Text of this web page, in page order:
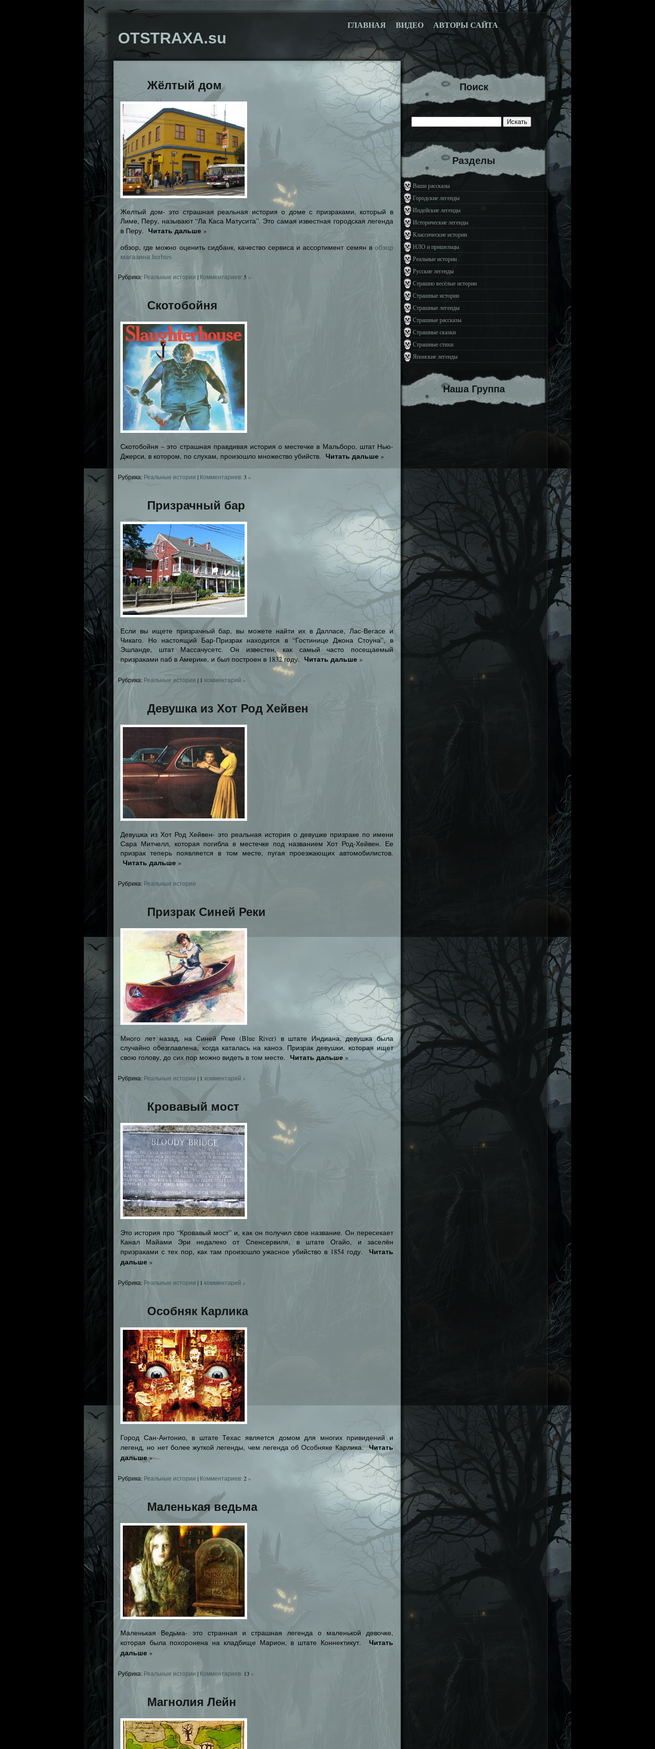
OTSTRAXA.su
ГЛАВНАЯ ВИДЕО АВТОРЫ САЙТА
Жёлтый дом
Желтый дом- это страшная реальная история о доме с призраками, который в
Лиме, Перу, называют “Ла Каса Матусита”. Это самая известная городская легенда
в Перу. Читать дальше »
обзор, где можно оценить сидбанк, качество сервиса и ассортимент семян в обзор
магазина herbies
Рубрика: Реальные истории | Комментариев: 5 »
Скотобойня
Скотобойня – это страшная правдивая история о местечке в Мальборо, штат Нью-
Джерси, в котором, по слухам, произошло множество убийств. Читать дальше »
Рубрика: Реальные истории | Комментариев: 3 »
Призрачный бар
Если вы ищете призрачный бар, вы можете найти их в Далласе, Лас-Вегасе и
Чикаго. Но настоящий Бар-Призрак находится в “Гостинице Джона Стоуна”, в
Эшланде, штат Массачусетс. Он известен, как самый часто посещаемый
призраками паб в Америке, и был построен в 1832 году. Читать дальше »
Рубрика: Реальные истории | 1 комментарий »
Девушка из Хот Род Хейвен
Девушка из Хот Род Хейвен- это реальная история о девушке призраке по имени
Сара Митчелл, которая погибла в местечке под названием Хот Род-Хейвен. Ее
призрак теперь появляется в том месте, пугая проезжающих автомобилистов.
Читать дальше »
Рубрика: Реальные истории
Призрак Синей Реки
Много лет назад, на Синей Реке (Blue River) в штате Индиана, девушка была
случайно обезглавлена, когда каталась на каноэ. Призрак девушки, которая ищет
свою голову, до сих пор можно видеть в том месте. Читать дальше »
Рубрика: Реальные истории | 1 комментарий »
Кровавый мост
Это история про “Кровавый мост” и, как он получил свое название. Он пересекает
Канал Майами Эри недалеко от Спенсервиля, в штате Огайо, и заселён
призраками с тех пор, как там произошло ужасное убийство в 1854 году.
Читать
дальше »
Рубрика: Реальные истории | 1 комментарий »
Особняк Карлика
Город Сан-Антонио, в штате Техас является домом для многих привидений и
легенд, но нет более жуткой легенды, чем легенда об Особняке Карлика. Читать
дальше»
Рубрика: Реальные истории | Комментариев: 2 »
Маленькая ведьма
Маленькая Ведьма- это странная и страшная легенда о маленькой девочке,
которая была похоронена на кладбище Марион, в штате Коннектикут.
Читать
дальше »
Рубрика: Реальные истории | Комментариев: 13 »
Магнолия Лейн
Поиск
Разделы
Ваши рассказы
Городские легенды
Индейские легенды
Исторические легенды
Классические истории
НЛО и пришельцы
Реальные истории
Русские легенды
Страшно весёлые истории
Страшные истории
Страшные легенды
Страшные рассказы
Страшные сказки
Страшные стихи
Японские легенды
Наша Группа